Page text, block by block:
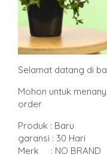
Selamat datang di
Mohon untuk
order
Produk : Baru
garansi : 30 Hari
Merk : NO BRAND